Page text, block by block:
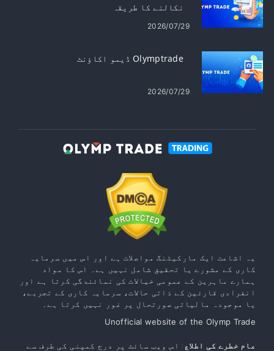
نکالنے کا طریقہ
2026/07/29
Olymptrade ڈیمو اکاؤنٹ
2026/07/29
یہ اشاعت ایک مارکیٹنگ مواصلات ہے اور اس میں سرمایہ
کاری کے مشورے یا تحقیق شامل نہیں ہے۔ اس کا مواد
ہمارے ماہرین کے عمومی خیالات کی نمائندگی کرتا ہے اور
انفرادی قارئین کے ذاتی حالات، سرمایہ کاری کے تجربے،
یا موجودہ مالیاتی صورتحال پر غور نہیں کرتا ہے۔
Unofficial website of the Olymp Trade
عام خطرے کی اطلاع : اس ویب سائٹ پر درج کمپنی کی طرف سے